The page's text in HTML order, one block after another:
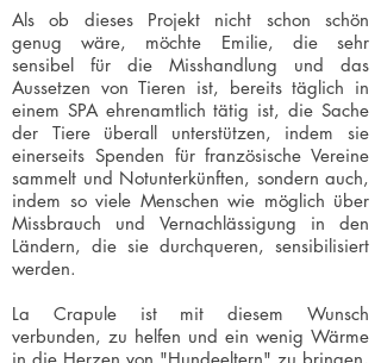
Als ob dieses Projekt nicht schon schön
genug wäre, möchte Emilie, die sehr
sensibel für die Misshandlung und das
Aussetzen von Tieren ist, bereits täglich in
einem SPA ehrenamtlich tätig ist, die Sache
der Tiere überall unterstützen, indem sie
einerseits Spenden für französische Vereine
sammelt und Notunterkünften, sondern auch,
indem so viele Menschen wie möglich über
Missbrauch und Vernachlässigung in den
Ländern, die sie durchqueren, sensibilisiert
werden.
La Crapule ist mit diesem Wunsch
verbunden, zu helfen und ein wenig Wärme